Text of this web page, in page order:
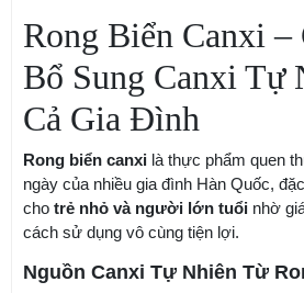
Rong Biển Canxi –
Bổ Sung Canxi Tự
Cả Gia Đình
Rong biển canxi là thực phẩm quen
ngày của nhiều gia đình Hàn Quốc,
cho trẻ nhỏ và người lớn tuổi nhờ
cách sử dụng vô cùng tiện lợi.
Nguồn Canxi Tự Nhiên Từ